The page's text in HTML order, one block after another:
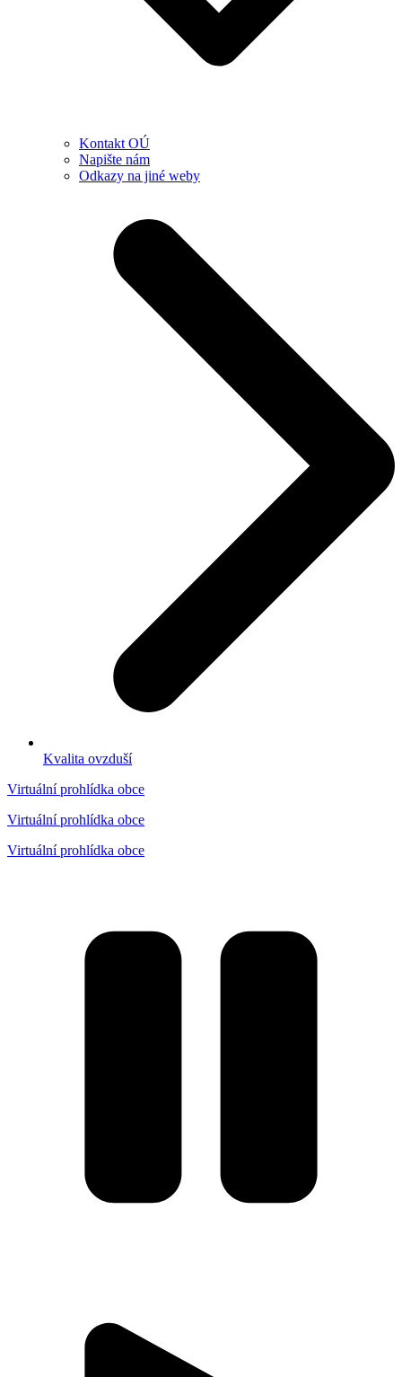
Kontakt OÚ
Napište nám
Odkazy na jiné weby
Kvalita ovzduší
Virtuální prohlídka obce
Virtuální prohlídka obce
Virtuální prohlídka obce